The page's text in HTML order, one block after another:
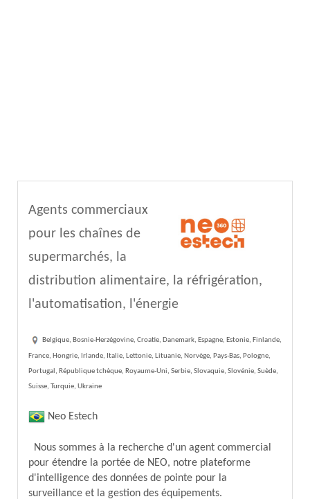
Agents commerciaux
pour les chaînes de
supermarchés, la
distribution alimentaire, la réfrigération,
l'automatisation, l'énergie
Belgique, Bosnie-Herzégovine, Croatie, Danemark, Espagne, Estonie, Finlande,
France, Hongrie, Irlande, Italie, Lettonie, Lituanie, Norvège, Pays-Bas, Pologne,
Portugal, République tchèque, Royaume-Uni, Serbie, Slovaquie, Slovénie, Suède,
Suisse, Turquie, Ukraine
Neo Estech
Nous sommes à la recherche d'un agent commercial
pour étendre la portée de NEO, notre plateforme
d'intelligence des données de pointe pour la
surveillance et la gestion des équipements.